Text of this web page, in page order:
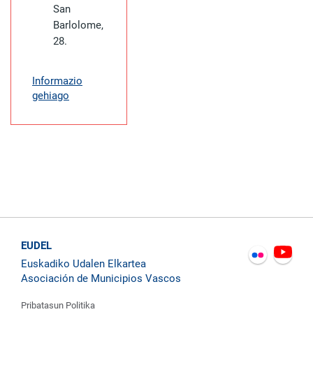
San
Barlolome,
28.
Informazio
gehiago
EUDEL
Euskadiko Udalen Elkartea
Asociación de Municipios Vascos
Pribatasun Politika